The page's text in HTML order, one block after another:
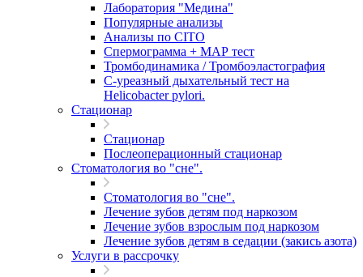
Лаборатория "Медина"
Популярные анализы
Анализы по CITO
Спермограмма + МАР тест
Тромбодинамика / Тромбоэластография
С-уреазный дыхательный тест на
Helicobacter pylori.
Стационар
Стационар
Послеоперационный стационар
Стоматология во "сне".
Стоматология во "сне".
Лечение зубов детям под наркозом
Лечение зубов взрослым под наркозом
Лечение зубов детям в седации (закись азота)
Услуги в рассрочку